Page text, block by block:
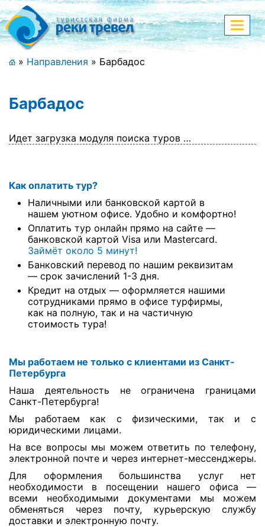
Меню
+7 (911) 182-44-68
Полная версия сайта
Спецпредложения
Праздничные туры
Страны и направления
Поиск тура
Туры по России
Автобусные туры
Туры на пароме
Авиабилеты
Туристическая страховка
Услуги
О компании
Отзывы
меню
» Направления » Барбадос
Барбадос
Идет загрузка модуля поиска туров …
Как оплатить тур?
Наличными или банковской картой в
нашем уютном офисе. Удобно и комфортно!
Оплатить тур онлайн прямо на сайте —
банковской картой Visa или Mastercard.
Займёт около 5 минут!
Банковский перевод по нашим реквизитам
— срок зачислений 1-3 дня.
Кредит на отдых — оформляется нашими
сотрудниками прямо в офисе турфирмы,
как на полную, так и на частичную
стоимость тура!
Мы работаем не только с клиентами из Санкт-
Петербурга
Наша деятельность не ограничена границами
Санкт-Петербурга!
Мы работаем как с физическими, так и с
юридическими лицами.
На все вопросы мы можем ответить по телефону,
электронной почте и через интернет-мессенджеры.
Для оформления большинства услуг нет
необходимости в посещении нашего офиса —
всеми необходимыми документами мы можем
обменяться через почту, курьерскую службу
доставки и электронную почту.